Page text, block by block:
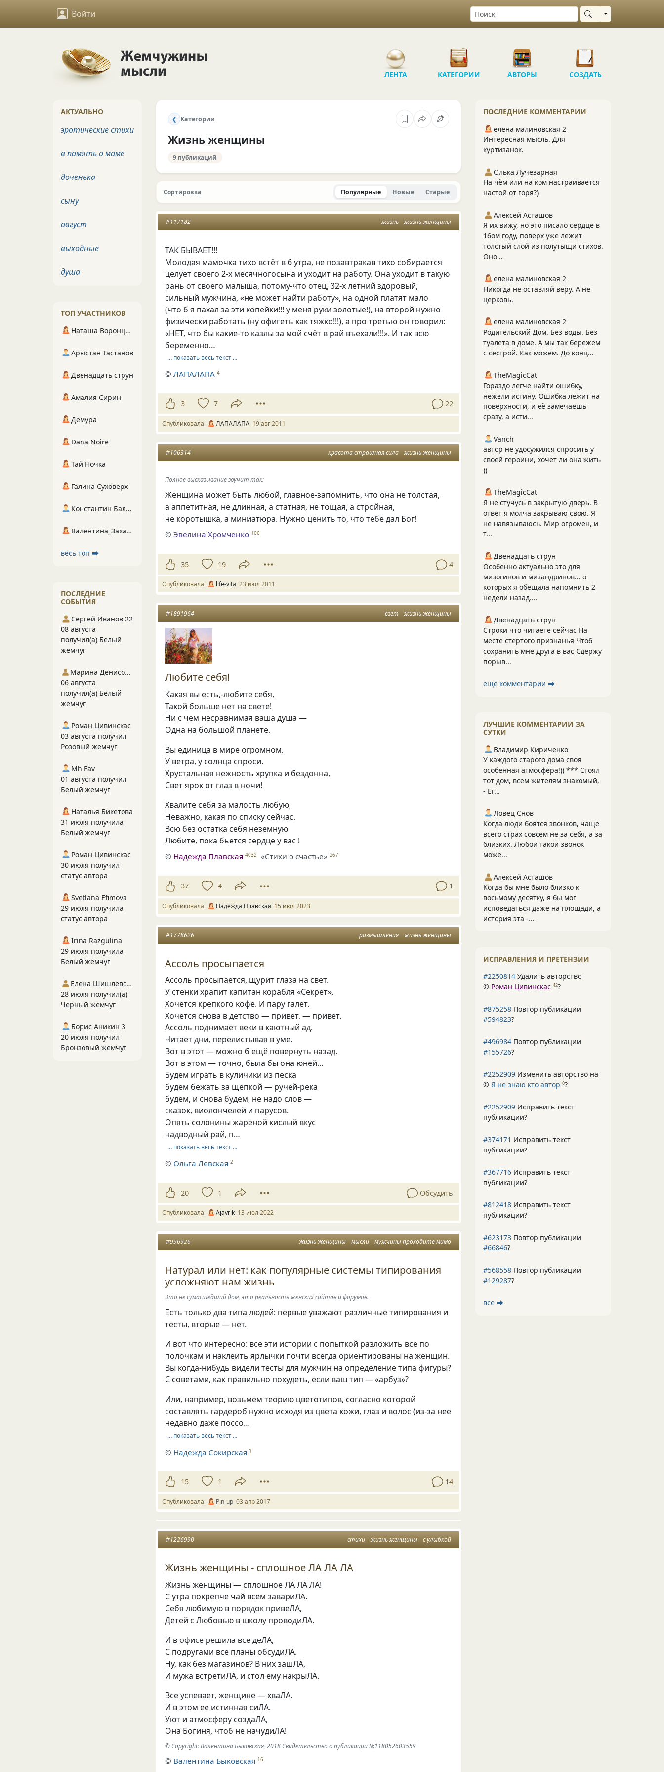
Войти Выбрать область
ЛЕНТА КАТЕГОРИИ АВТОРЫ СОЗДАТЬ
❮ Категории
Жизнь женщины
9 публикаций
Сортировка Популярные Новые Старые
жизнь жизнь женщины
#117182
ТАК БЫВАЕТ!!!
Молодая мамочка тихо встёт в 6 утра, не позавтракав тихо собирается
целует своего 2-х месячногосына и уходит на работу. Она уходит в такую
рань от своего малыша, потому-что отец, 32-х летний здоровый,
сильный мужчина, «не может найти работу», на одной платят мало
(что б я пахал за эти копейки!!! у меня руки золотые!), на второй нужно
физически работать (ну офигеть как тяжко!!!), а про третью он говорил:
«НЕТ, что бы какие-то казлы за мой счёт в рай въехали!!!». И так всю
беременно…
… показать весь текст …
©ЛАПАЛАПА 4
3 7 22
Опубликовала ЛАПАЛАПА 19 авг 2011
красота страшная сила жизнь женщины
#106314
Полное высказывание звучит так:
Женщина может быть любой, главное-запомнить, что она не толстая,
а аппетитная, не длинная, а статная, не тощая, а стройная,
не коротышка, а миниатюра. Нужно ценить то, что тебе дал Бог!
©Эвелина Хромченко 100
35 19 4
Опубликовала life-vita 23 июл 2011
свет жизнь женщины
#1891964
Любите себя!
Какая вы есть,-любите себя,
Такой больше нет на свете!
Ни с чем несравнимая ваша душа —
Одна на большой планете.
Вы единица в мире огромном,
У ветра, у солнца спроси.
Хрустальная нежность хрупка и бездонна,
Свет ярок от глаз в ночи!
Хвалите себя за малость любую,
Неважно, какая по списку сейчас.
Всю без остатка себя неземную
Любите, пока бьется сердце у вас !
© Надежда Плавская 4032 «Стихи о счастье» 267
37 4 1
Опубликовала Надежда Плавская 15 июл 2023
размышления жизнь женщины
#1778626
Ассоль просыпается
Ассоль просыпается, щурит глаза на свет.
У стенки храпит капитан корабля «Секрет».
Хочется крепкого кофе. И пару галет.
Хочется снова в детство — привет, — привет.
Ассоль поднимает веки в каютный ад.
Читает дни, перелистывая в уме.
Вот в этот — можно б ещё повернуть назад.
Вот в этом — точно, была бы она юней…
Будем играть в куличики из песка
будем бежать за щепкой — ручей-река
будем, и снова будем, не надо слов —
сказок, виолончелей и парусов.
Опять солонины жареной кислый вкус
надводный рай, п…
… показать весь текст …
© Ольга Левская 2
20 1 Обсудить
Опубликовала Ajavrik 13 июл 2022
жизнь женщины мысли мужчины проходите мимо
#996926
Натурал или нет: как популярные системы типирования
усложняют нам жизнь
Это не сумасшедший дом, это реальность женских сайтов и форумов.
Есть только два типа людей: первые уважают различные типирования и
тесты, вторые — нет.
И вот что интересно: все эти истории с попыткой разложить все по
полочкам и наклеить ярлычки почти всегда ориентированы на женщин.
Вы когда-нибудь видели тесты для мужчин на определение типа фигуры?
С советами, как правильно похудеть, если ваш тип — «арбуз»?
Или, например, возьмем теорию цветотипов, согласно которой
составлять гардероб нужно исходя из цвета кожи, глаз и волос (из-за нее
недавно даже поссо…
… показать весь текст …
© Надежда Сокирская 1
15 1 14
Опубликовала Pin-up 03 апр 2017
стихи жизнь женщины с улыбкой
#1226990
Жизнь женщины - сплошное ЛА ЛА ЛА
Жизнь женщины — сплошное ЛА ЛА ЛА!
С утра покрепче чай всем завариЛА.
Себя любимую в порядок привеЛА,
Детей с Любовью в школу проводиЛА.
И в офисе решила все деЛА,
С подругами все планы обсудиЛА.
Ну, как без магазинов? В них зашЛА,
И мужа встретиЛА, и стол ему накрыЛА.
Все успевает, женщине — хваЛА.
И в этом ее истинная сиЛА.
Уют и атмосферу создаЛА,
Она Богиня, чтоб не начудиЛА!
© Copyright: Валентина Быковская, 2018 Свидетельство о публикации №118052603559
© Валентина Быковская 16
ПОСЛЕДНИЕ КОММЕНТАРИИ
елена малиновская 2
Интересная мысль. Для
куртизанок.
Олька Лучезарная
На чём или на ком настраивается
настой от горя?)
Алексей Асташов
Я их вижу, но это писало сердце в
16ом году, поверх уже лежит
толстый слой из полутыщи стихов.
Оно...
елена малиновская 2
Никогда не оставляй веру. А не
церковь.
елена малиновская 2
Родительский Дом. Без воды. Без
туалета в доме. А мы так бережем
с сестрой. Как можем. До конц...
TheMagicCat
Гораздо легче найти ошибку,
нежели истину. Ошибка лежит на
поверхности, и её замечаешь
сразу, а исти...
Vanch
автор не удосужился спросить у
своей героини, хочет ли она жить
))
TheMagicCat
Я не стучусь в закрытую дверь. В
ответ я молча закрываю свою. Я
не навязываюсь. Мир огромен, и
т...
Двенадцать струн
Особенно актуально это для
мизогинов и мизандринов... о
которых я обещала напомнить 2
недели назад....
Двенадцать струн
Строки что читаете сейчас На
месте стертого признанья Чтоб
сохранить мне друга в вас Сдержу
порыв...
ещё комментарии ⮕
ЛУЧШИЕ КОММЕНТАРИИ ЗА
СУТКИ
Владимир Кириченко
У каждого старого дома своя
особенная атмосфера!)) *** Стоял
тот дом, всем жителям знакомый,
- Ег...
Ловец Снов
Когда люди боятся звонков, чаще
всего страх совсем не за себя, а за
близких. Любой такой звонок
може...
Алексей Асташов
Когда бы мне было близко к
восьмому десятку, я бы мог
исповедаться даже на площади, а
история эта -...
ИСПРАВЛЕНИЯ И ПРЕТЕНЗИИ
#2250814 Удалить авторство
© Роман Цивинскас 42?
#875258 Повтор публикации
#594823?
#496984 Повтор публикации
#155726?
#2252909 Изменить авторство на
© Я не знаю кто автор 0?
#2252909 Исправить текст
публикации?
#374171 Исправить текст
публикации?
#367716 Исправить текст
публикации?
#812418 Исправить текст
публикации?
#623173 Повтор публикации
#66846?
#568558 Повтор публикации
#129287?
все ⮕
АКТУАЛЬНО
эротические стихи
в память о маме
доченька
сыну
август
выходные
душа
ТОП УЧАСТНИКОВ
Наташа Воронцова
Арыстан Тастанов
Двенадцать струн
Амалия Сирин
Демура
Dana Noire
Тай Ночка
Галина Суховерх
Константин Балухта
Валентина_Захарова
весь топ ⮕
ПОСЛЕДНИЕ
СОБЫТИЯ
Сергей Иванов 22
08 августа
получил(а) Белый
жемчуг
Марина Денисова 5
06 августа
получил(а) Белый
жемчуг
Роман Цивинскас
03 августа получил
Розовый жемчуг
Mh Fav
01 августа получил
Белый жемчуг
Наталья Бикетова
31 июля получила
Белый жемчуг
Роман Цивинскас
30 июля получил
статус автора
Svetlana Efimova
29 июля получила
статус автора
Irina Razgulina
29 июля получила
Белый жемчуг
Елена Шишлевская
28 июля получил(а)
Черный жемчуг
Борис Аникин 3
20 июля получил
Бронзовый жемчуг